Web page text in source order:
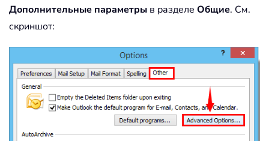
Дополнительные параметры в разделе Общие. См.
скриншот: